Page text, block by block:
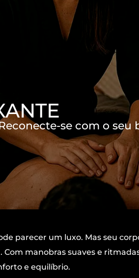
se com o seu
parecer um luxo. Mas seu
manobras suaves e
e equilíbrio.